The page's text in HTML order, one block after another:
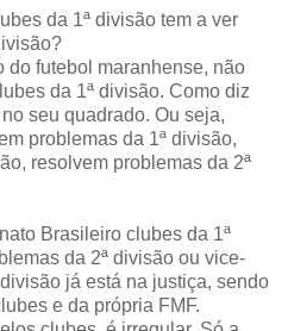
da 1ª divisão tem a ver
do futebol maranhense, não
da 1ª divisão. Como diz
seu quadrado. Ou seja,
problemas da 1ª divisão,
resolvem problemas da 2ª
Brasileiro clubes da 1ª
da 2ª divisão ou vice-
já está na justiça, sendo
e da própria FMF.